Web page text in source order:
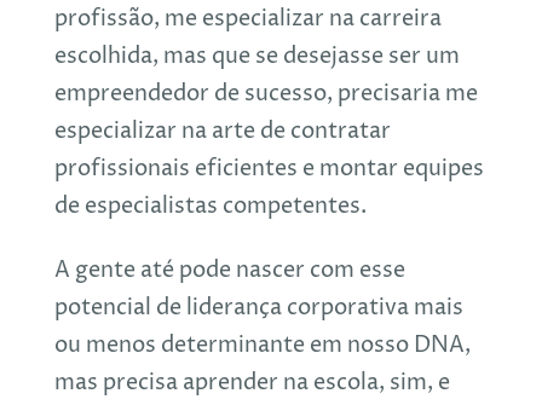
profissão, me especializar na carreira
escolhida, mas que se desejasse ser um
empreendedor de sucesso, precisaria me
especializar na arte de contratar
profissionais eficientes e montar equipes
de especialistas competentes.
A gente até pode nascer com esse
potencial de liderança corporativa mais
ou menos determinante em nosso DNA,
mas precisa aprender na escola, sim, e